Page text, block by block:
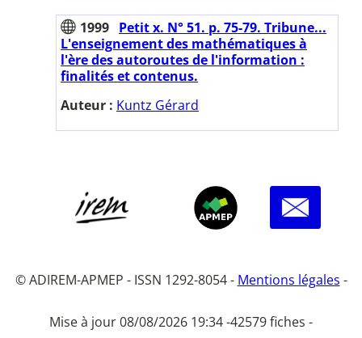
1999 Petit x. N° 51. p. 75-79. Tribune...
L'enseignement des mathématiques à
l'ère des autoroutes de l'information :
finalités et contenus.
Auteur : Kuntz Gérard
© ADIREM-APMEP - ISSN 1292-8054 - Mentions légales -
Mise à jour 08/08/2026 19:34 -42579 fiches -